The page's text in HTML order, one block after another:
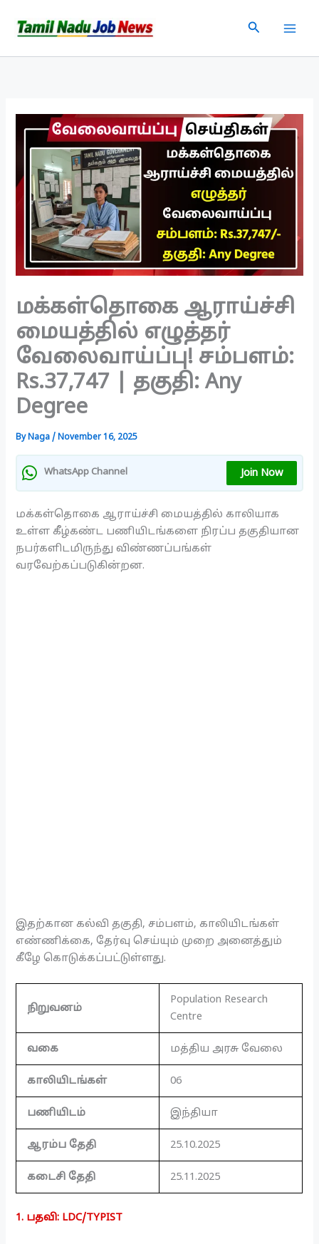
Search
மக்கள்தொகை ஆராய்ச்சி
மையத்தில் எழுத்தர்
வேலைவாய்ப்பு! சம்பளம்:
Rs.37,747 | தகுதி: Any
Degree
ByNaga/November 16, 2025
WhatsApp Channel Join Now
மக்கள்தொகை ஆராய்ச்சி மையத்தில் காலியாக
உள்ள கீழ்கண்ட பணியிடங்களை நிரப்ப தகுதியான
நபர்களிடமிருந்து விண்ணப்பங்கள்
வரவேற்கப்படுகின்றன.
இதற்கான கல்வி தகுதி, சம்பளம், காலியிடங்கள்
எண்ணிக்கை, தேர்வு செய்யும் முறை அனைத்தும்
கீழே கொடுக்கப்பட்டுள்ளது.
நிறுவனம்
Population Research
Centre
வகை மத்திய அரசு வேலை
காலியிடங்கள் 06
பணியிடம் இந்தியா
ஆரம்ப தேதி 25.10.2025
கடைசி தேதி 25.11.2025
1. பதவி: LDC/TYPIST